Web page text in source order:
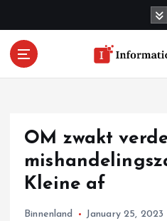
OM zwakt
Kleine af
Binnenland January 25, 2023